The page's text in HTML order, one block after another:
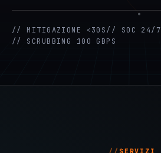
// MITIGAZIONE <30S// SOC 24/7
// SCRUBBING 100 GBPS
SERVIZI